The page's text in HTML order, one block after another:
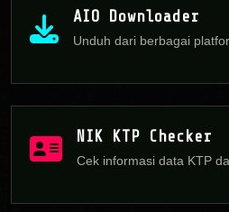
AIO Downloader
Unduh dari berbagai
NIK KTP Checker
Cek informasi data KTP